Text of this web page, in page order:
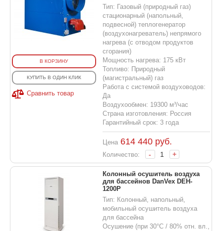
В КОРЗИНУ
КУПИТЬ В ОДИН КЛИК
Сравнить товар
Тип: Газовый (природный газ)
стационарный (напольный,
подвесной) теплогенератор
(воздухонагреватель) непрямого
нагрева (с отводом продуктов
сгорания)
Мощность нагрева: 175 кВт
Топливо: Природный
(магистральный) газ
Работа с системой воздуховодов:
Да
Воздухообмен: 19300 м³/час
Страна изготовления: Россия
Гарантийный срок: 3 года
Цена 614 440руб.
Количество: - +
Колонный осушитель воздуха
для бассейнов DanVex DEH-
1200P
Тип: Колонный, напольный,
мобильный осушитель воздуха
для бассейна
Осушение (при 30°С / 80% отн. вл.,